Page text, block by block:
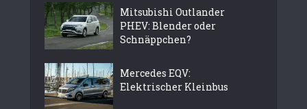
Mitsubishi Outlander
PHEV: Blender oder
Schnäppchen?
Mercedes EQV:
Elektrischer Kleinbus